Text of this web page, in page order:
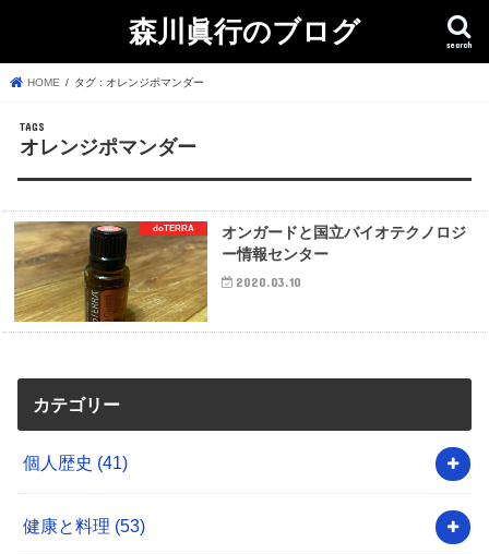
森川眞行のブログ search
HOME タグ : オレンジポマンダー
オレンジポマンダー
doTERRA
オンガードと国立バイオテクノロジ
ー情報センター
2020.03.10
カテゴリー
個人歴史 (41)
健康と料理 (53)